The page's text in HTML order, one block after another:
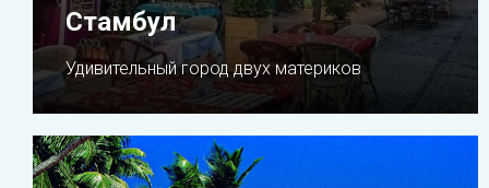
Стамбул
Удивительный город двух материков